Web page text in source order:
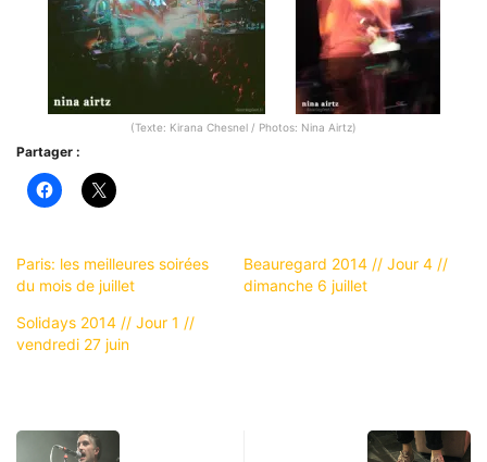
(Texte: Kirana Chesnel / Photos: Nina Airtz)
Partager :
Paris: les meilleures soirées
du mois de juillet
Beauregard 2014 // Jour 4 //
dimanche 6 juillet
Solidays 2014 // Jour 1 //
vendredi 27 juin